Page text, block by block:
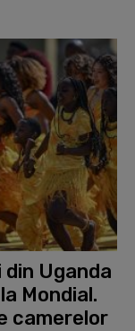
Uganda
Mondial.
camerelor